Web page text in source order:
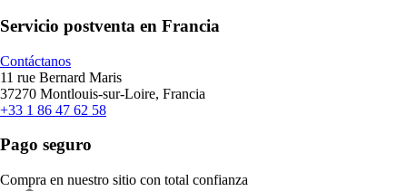
Servicio postventa en Francia
Contáctanos
11 rue Bernard Maris
37270 Montlouis-sur-Loire, Francia
+33 1 86 47 62 58
Pago seguro
Compra en nuestro sitio con total confianza